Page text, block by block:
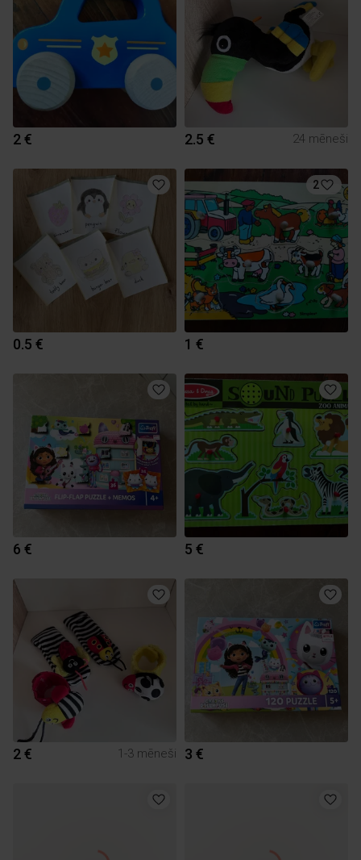
2 € 2.5 € 24 mēneši
0.5 €
2
1 €
6 € 5 €
2 € 1-3 mēneši 3 €